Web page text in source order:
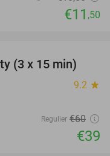
€11 ,50
35%
(3 x 15 min)
9.2 star
Regulier €60
€39